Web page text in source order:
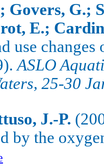
Govers, G.;
E.;
use
ASLO
25-30
J.-P.
by the